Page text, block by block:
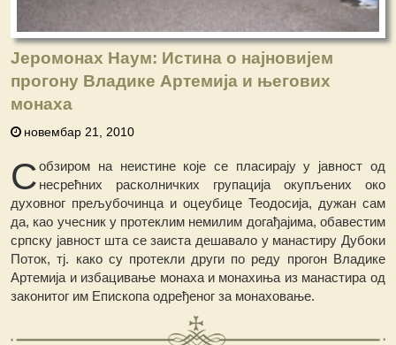
Јеромонах Наум: Истина о најновијем
прогону Владике Артемија и његових
монаха
новембар 21, 2010
Собзиром на неистине које се пласирају у јавност од
несрећних расколничких групација окупљених око
духовног прељубочинца и оцеубице Теодосија, дужан сам
да, као учесник у протеклим немилим догађајима, обавестим
српску јавност шта се заиста дешавало у манастиру Дубоки
Поток, тј. како су протекли други по реду прогон Владике
Артемија и избацивање монаха и монахиња из манастира од
законитог им Епископа одређеног за монаховање.